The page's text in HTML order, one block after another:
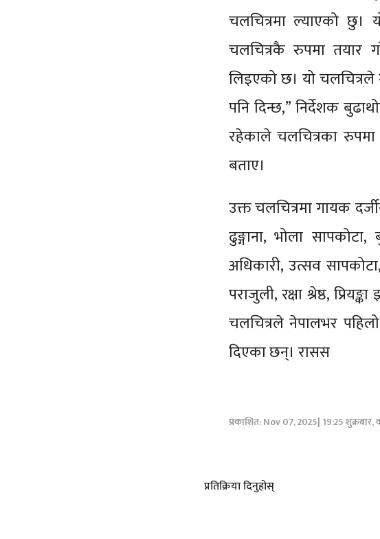
चलचित्रमा ल्याएको छु।
चलचित्रकै रुपमा तयार
लिइएको छ। यो चलचित्रले
पनि दिन्छ,” निर्देशक
रहेकाले चलचित्रका
बताए।
उक्त चलचित्रमा गायक
ढुङ्गाना, भोला सापकोटा,
अधिकारी, उत्सव
पराजुली, रक्षा श्रेष्ठ,
चलचित्रले नेपालभर
दिएका छन्। रासस
प्रकाशित: Nov 07, 2025| 19:25 शुक्रबार,
प्रतिक्रिया दिनुहोस्